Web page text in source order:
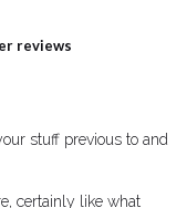
reviews
stuff previous to and
certainly like what